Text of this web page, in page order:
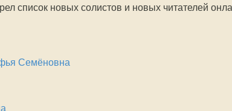
список новых солистов и новых читателей
Семёновна